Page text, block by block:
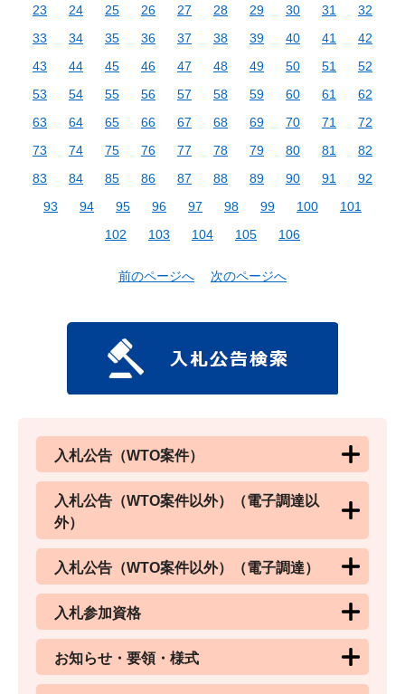
23
24 25 26 27 28 29 30 31
32
33
34 35 36 37 38 39 40 41
42
43
44 45 46 47 48 49 50 51
52
53
54 55 56 57 58 59 60 61
62
63
64 65 66 67 68 69 70 71
72
73
74 75 76 77 78 79 80 81
82
83
84 85 86 87 88 89 90 91
92
93
94 95 96 97 98 99 100
101
102
103 104 105 106
前のページへ 次のページへ
入札公告（WTO案件）
入札公告（WTO案件以外）（電子調達以
外）
入札公告（WTO案件以外）（電子調達）
入札参加資格
お知らせ・要領・様式